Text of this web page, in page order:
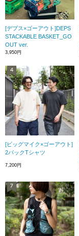
[デプス×ゴーアウト]DEPS
STACKABLE BASKET_GO
OUT ver.
3,950円
[ビッグマイク×ゴーアウト]
2パックTシャツ
7,200円